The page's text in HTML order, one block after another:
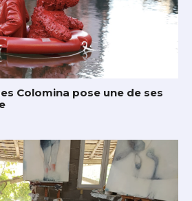
Colomina pose une de ses